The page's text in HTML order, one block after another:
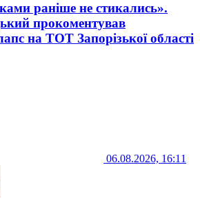
раніше не стикались».
прокоментував
на ТОТ Запорізької області
06.08.2026, 16:11